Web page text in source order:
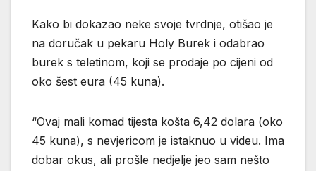
Kako bi dokazao neke svoje tvrdnje, otišao je
na doručak u pekaru Holy Burek i odabrao
burek s teletinom, koji se prodaje po cijeni od
oko šest eura (45 kuna).
“Ovaj mali komad tijesta košta 6,42 dolara (oko
45 kuna), s nevjericom je istaknuo u videu. Ima
dobar okus, ali prošle nedjelje jeo sam nešto